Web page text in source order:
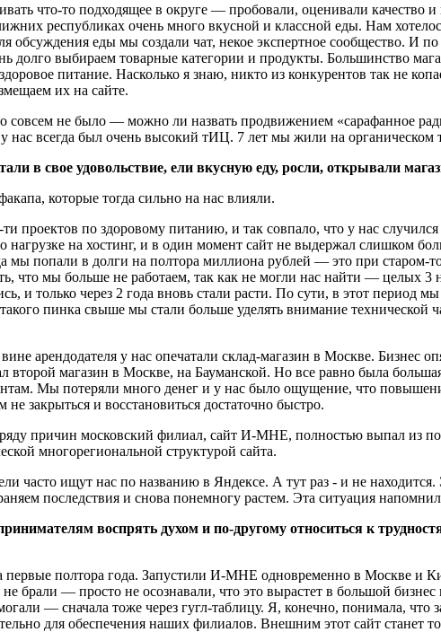
что-то подходящее в округе — пробовали, оценивали качество
республиках очень много вкусной и классной еды. Нам
обсуждения еды мы создали чат, некое экспертное сообщество. И
долго выбираем товарные категории и продукты. Большинство
питание. Насколько я знаю, никто из конкурентов так не
их на сайте.
совсем не было — можно ли назвать продвижением «сарафанное
всегда был очень высокий тИЦ. 7 лет мы жили на органическом
в свое удовольствие, ели вкусную еду, росли, открывали
которые тогда сильно на нас влияли.
проектов по здоровому питанию, и так совпало, что у нас
нагрузке на хостинг, и в один момент сайт не выдержал слишком
мы попали в долги на полтора миллиона рублей — это при
что мы больше не работаем, так как не могли нас найти — целых
и только через 2 года вновь стали расти. По сути, в этот период
пинка свыше мы стали больше уделять внимание
арендодателя у нас опечатали склад-магазин в Москве. Бизнес
второй магазин в Москве, на Бауманской. Но все равно была
Мы потеряли много денег и у нас было ощущение, что
закрыться и восстановиться достаточно быстро.
причин московский филиал, сайт И-МНЕ, полностью выпал из
многорегиональной структурой сайта.
часто ищут нас по названию в Яндексе. А тут раз - и не
последствия и снова понемногу растем. Эта ситуация
воспрять духом и по-другому относиться к
полтора года. Запустили И-МНЕ одновременно в Москве и
брали — просто не осознавали, что это вырастет в большой
— сначала тоже через гугл-таблицу. Я, конечно, понимала, что
для обеспечения наших филиалов. Внешним этот сайт станет